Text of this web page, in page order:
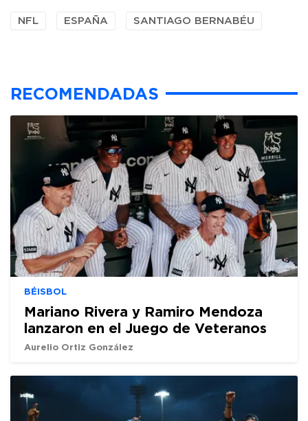
NFL ESPAÑA SANTIAGO BERNABÉU
RECOMENDADAS
BÉISBOL
Mariano Rivera y Ramiro Mendoza
lanzaron en el Juego de Veteranos
Aurelio Ortiz González